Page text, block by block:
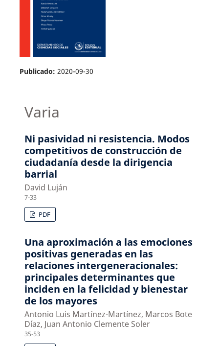
Publicado: 2020-09-30
Varia
Ni pasividad ni resistencia. Modos
competitivos de construcción de
ciudadanía desde la dirigencia
barrial
David Luján
7-33
PDF
Una aproximación a las emociones
positivas generadas en las
relaciones intergeneracionales:
principales determinantes que
inciden en la felicidad y bienestar
de los mayores
Antonio Luis Martínez-Martínez, Marcos Bote
Díaz, Juan Antonio Clemente Soler
35-53